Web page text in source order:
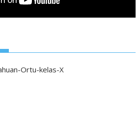
Ortu-kelas-X